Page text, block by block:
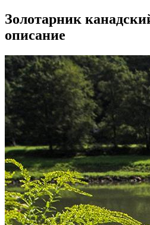
Золотарник
описание